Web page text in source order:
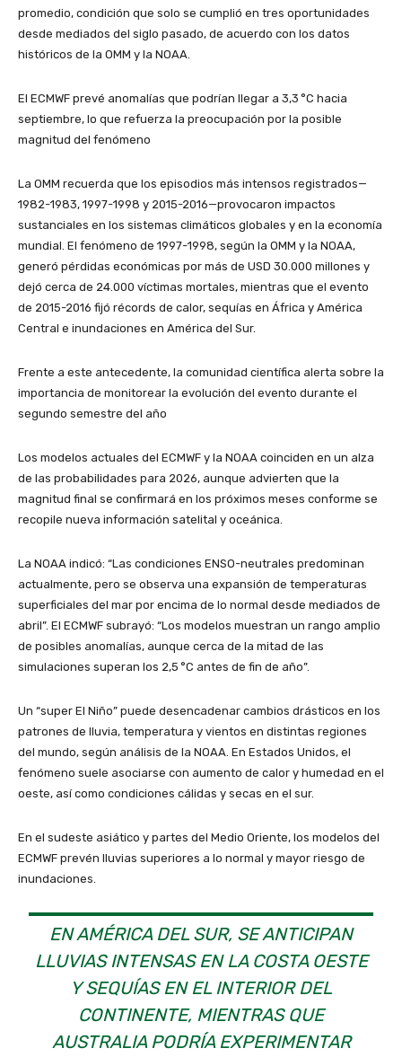
promedio, condición que solo se cumplió en tres oportunidades
desde mediados del siglo pasado, de acuerdo con los datos
históricos de la OMM y la NOAA.
El ECMWF prevé anomalías que podrían llegar a 3,3 °C hacia
septiembre, lo que refuerza la preocupación por la posible
magnitud del fenómeno
La OMM recuerda que los episodios más intensos registrados—
1982-1983, 1997-1998 y 2015-2016—provocaron impactos
sustanciales en los sistemas climáticos globales y en la economía
mundial. El fenómeno de 1997-1998, según la OMM y la NOAA,
generó pérdidas económicas por más de USD 30.000 millones y
dejó cerca de 24.000 víctimas mortales, mientras que el evento
de 2015-2016 fijó récords de calor, sequías en África y América
Central e inundaciones en América del Sur.
Frente a este antecedente, la comunidad científica alerta sobre la
importancia de monitorear la evolución del evento durante el
segundo semestre del año
Los modelos actuales del ECMWF y la NOAA coinciden en un alza
de las probabilidades para 2026, aunque advierten que la
magnitud final se confirmará en los próximos meses conforme se
recopile nueva información satelital y oceánica.
La NOAA indicó: “Las condiciones ENSO-neutrales predominan
actualmente, pero se observa una expansión de temperaturas
superficiales del mar por encima de lo normal desde mediados de
abril”. El ECMWF subrayó: “Los modelos muestran un rango amplio
de posibles anomalías, aunque cerca de la mitad de las
simulaciones superan los 2,5 °C antes de fin de año”.
Un “super El Niño” puede desencadenar cambios drásticos en los
patrones de lluvia, temperatura y vientos en distintas regiones
del mundo, según análisis de la NOAA. En Estados Unidos, el
fenómeno suele asociarse con aumento de calor y humedad en el
oeste, así como condiciones cálidas y secas en el sur.
En el sudeste asiático y partes del Medio Oriente, los modelos del
ECMWF prevén lluvias superiores a lo normal y mayor riesgo de
inundaciones.
EN AMÉRICA DEL SUR, SE ANTICIPAN
LLUVIAS INTENSAS EN LA COSTA OESTE
Y SEQUÍAS EN EL INTERIOR DEL
CONTINENTE, MIENTRAS QUE
AUSTRALIA PODRÍA EXPERIMENTAR